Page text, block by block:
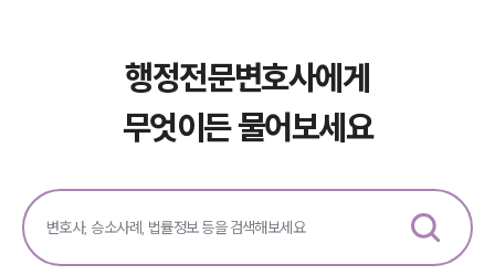
행정전문변호사에게
무엇이든 물어보세요